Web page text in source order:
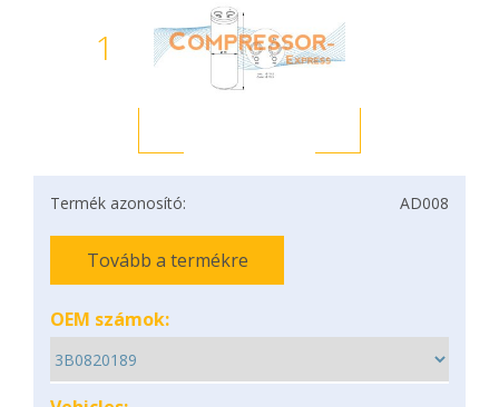
1
Termék azonosító: AD008
Tovább a termékre
OEM számok: